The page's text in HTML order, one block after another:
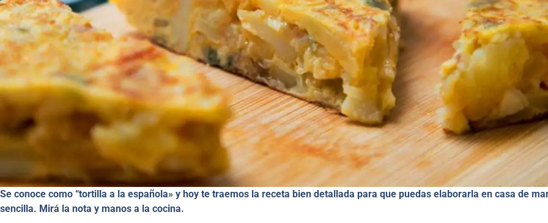
Se conoce como “tortilla a la española» y hoy te traemos la receta bien detallada para que puedas elaborarla en casa de
sencilla. Mirá la nota y manos a la cocina.